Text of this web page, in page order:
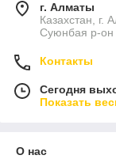
г. Алматы
Казахстан, г.
Суюнбая р-он
Контакты
Сегодня
Показать
О нас